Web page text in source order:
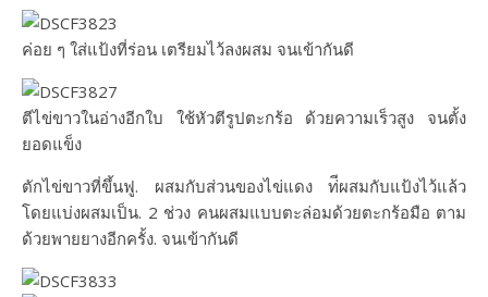
ค่อย ๆ ใส่แป้งที่ร่อน เตรียมไว้ลงผสม จนเข้ากันดี
ตีไข่ขาวในอ่างอีกใบ ใช้หัวตีรูปตะกร้อ ด้วยความเร็วสูง จนตั้ง
ยอดแข็ง
ตักไข่ขาวที่ขึ้นฟู. ผสมกับส่วนของไข่แดง ท่ีผสมกับแป้งไว้แล้ว
โดยแบ่งผสมเป็น. 2 ช่วง คนผสมแบบตะล่อมด้วยตะกร้อมือ ตาม
ด้วยพายยางอีกครั้ง. จนเข้ากันดี